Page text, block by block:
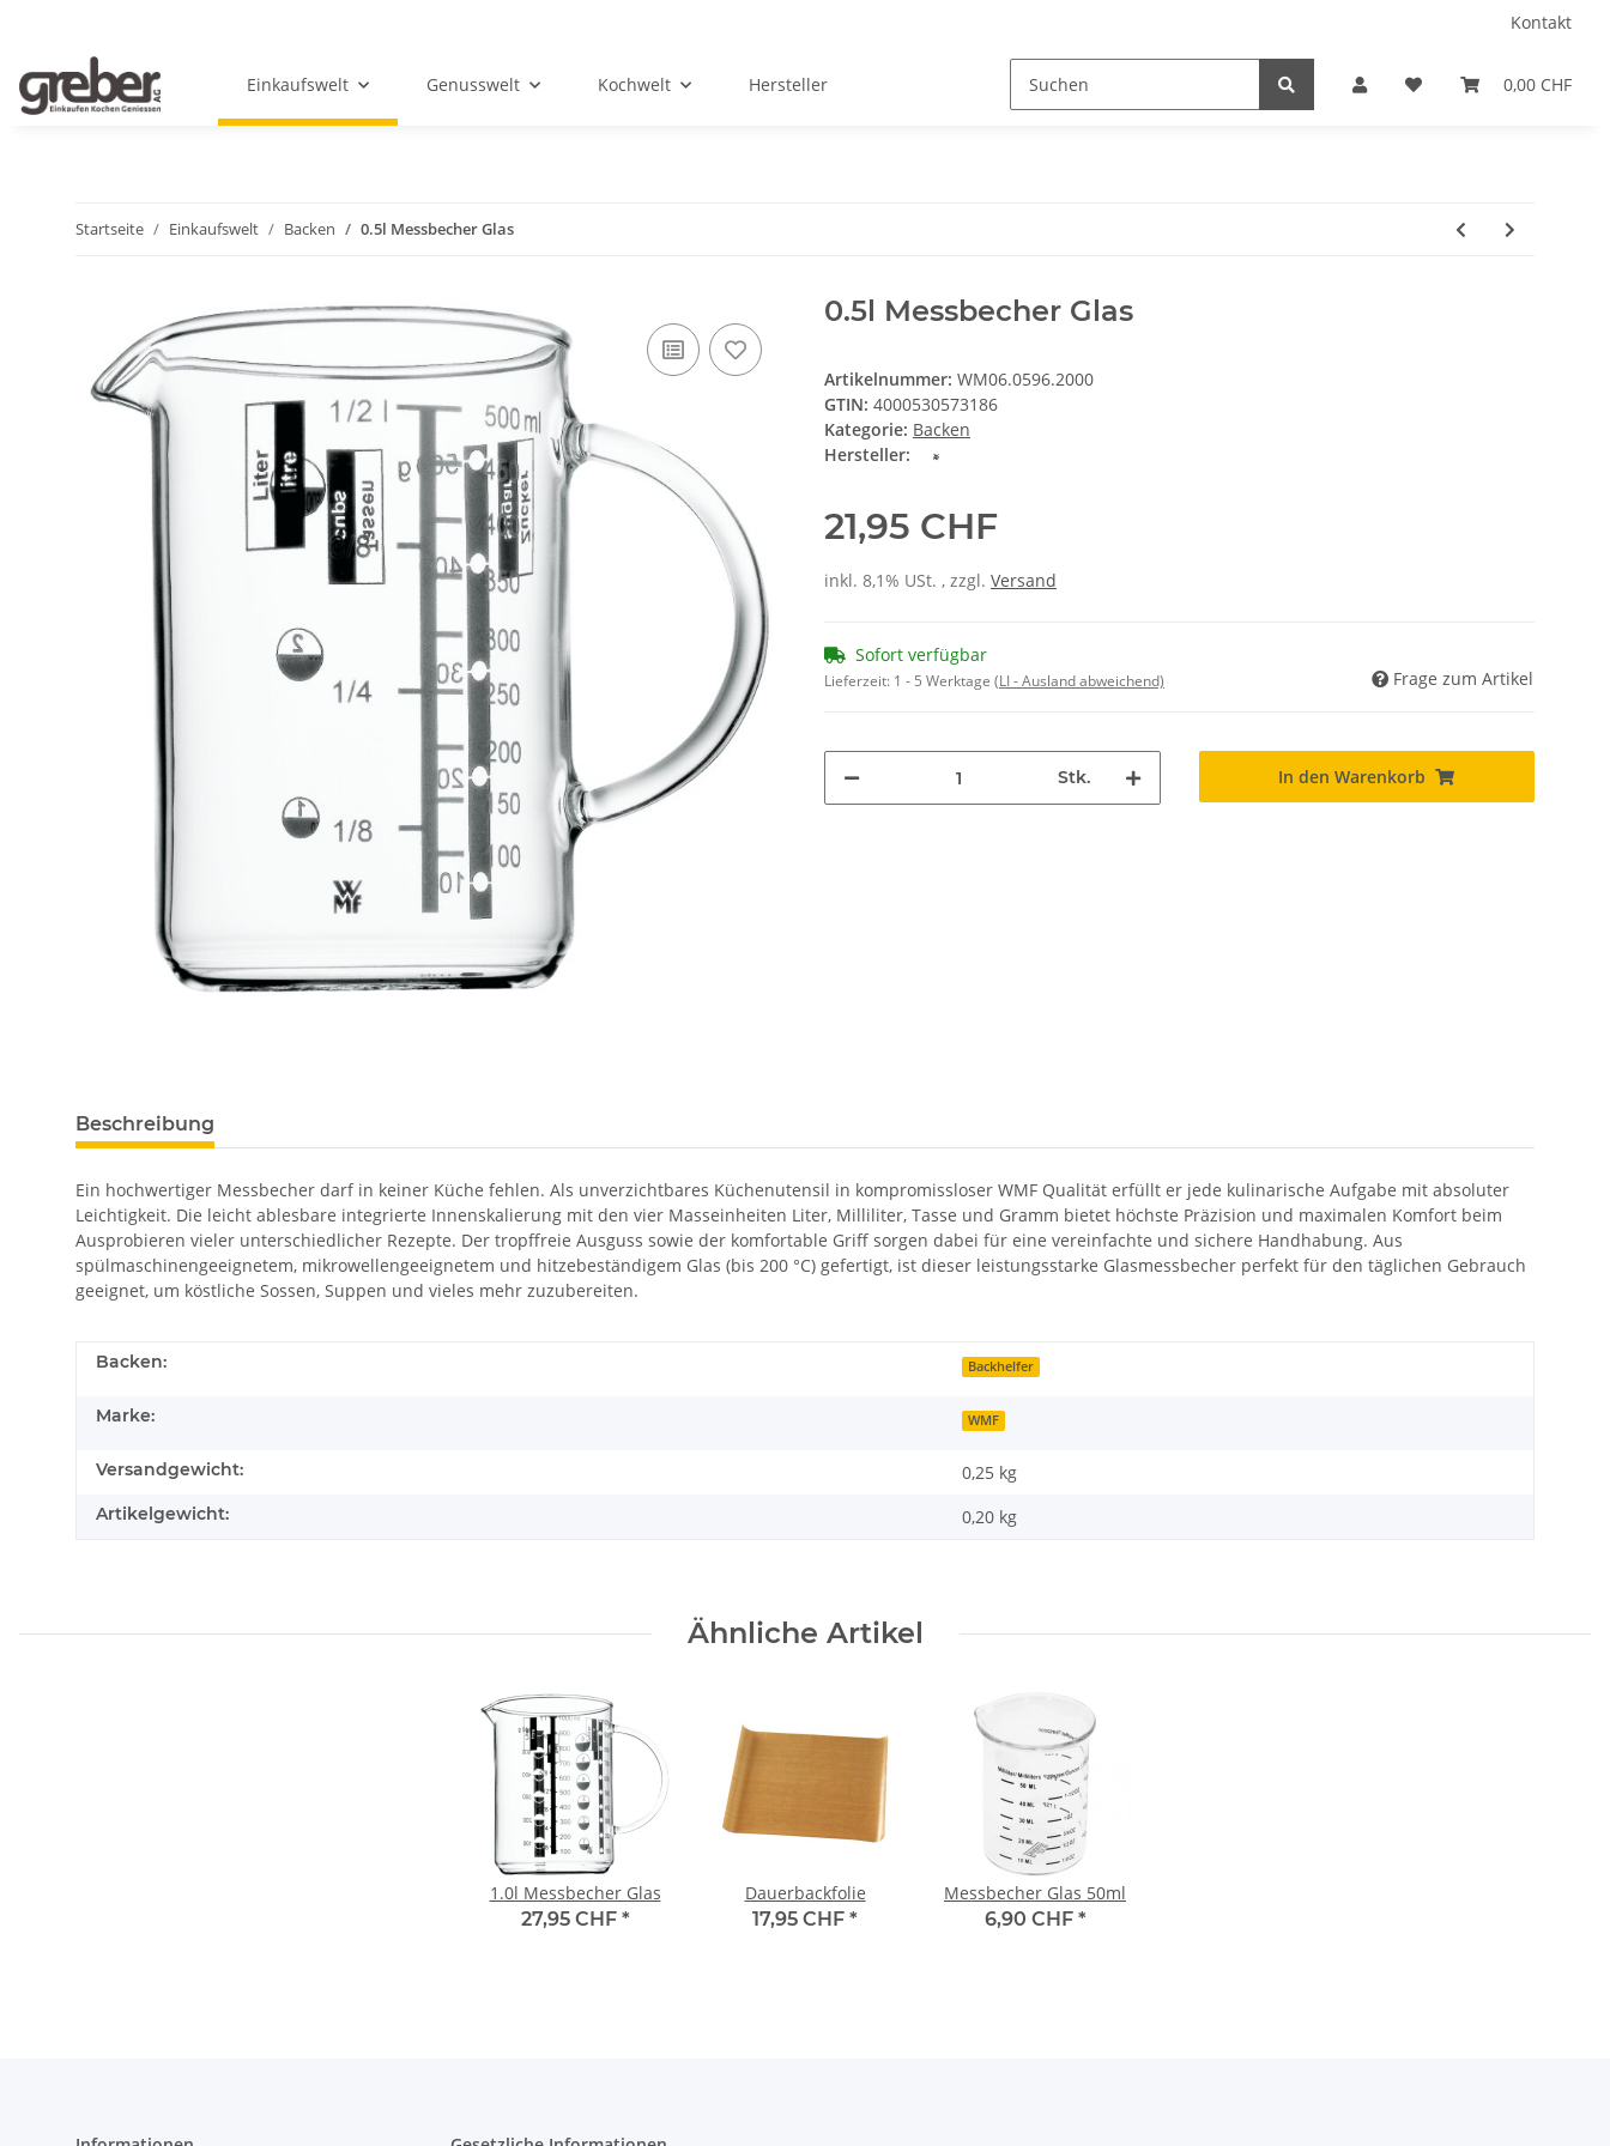
Kontakt
0,00 CHF
Einkaufswelt Genusswelt Kochwelt Hersteller
Startseite Einkaufswelt Backen 0.5l Messbecher Glas
0.5l Messbecher Glas
Artikelnummer: WM06.0596.2000
GTIN: 4000530573186
Kategorie: Backen
Hersteller:
21,95 CHF
inkl. 8,1% USt. , zzgl. Versand
Sofort verfügbar
Lieferzeit: 1 - 5 Werktage (LI - Ausland abweichend) Frage zum Artikel
Stk. In den Warenkorb
Beschreibung
Ein hochwertiger Messbecher darf in keiner Küche fehlen. Als unverzichtbares Küchenutensil in kompromissloser WMF Qualität erfüllt er jede kulinarische Aufgabe mit absoluter
Leichtigkeit. Die leicht ablesbare integrierte Innenskalierung mit den vier Masseinheiten Liter, Milliliter, Tasse und Gramm bietet höchste Präzision und maximalen Komfort beim
Ausprobieren vieler unterschiedlicher Rezepte. Der tropffreie Ausguss sowie der komfortable Griff sorgen dabei für eine vereinfachte und sichere Handhabung. Aus
spülmaschinengeeignetem, mikrowellengeeignetem und hitzebeständigem Glas (bis 200 °C) gefertigt, ist dieser leistungsstarke Glasmessbecher perfekt für den täglichen Gebrauch
geeignet, um köstliche Sossen, Suppen und vieles mehr zuzubereiten.
Backen: Backhelfer
Marke: WMF
Versandgewicht: 0,25 kg
Artikelgewicht: 0,20 kg
Ähnliche Artikel
1.0l Messbecher Glas
27,95 CHF *
Dauerbackfolie
17,95 CHF *
Messbecher Glas 50ml
6,90 CHF *